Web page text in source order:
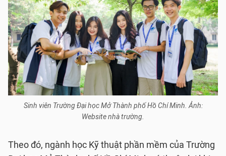
Sinh viên Trường Đại học Mở Thành phố Hồ Chí Minh. Ảnh:
Website nhà trường.
Theo đó, ngành học Kỹ thuật phần mềm của Trường